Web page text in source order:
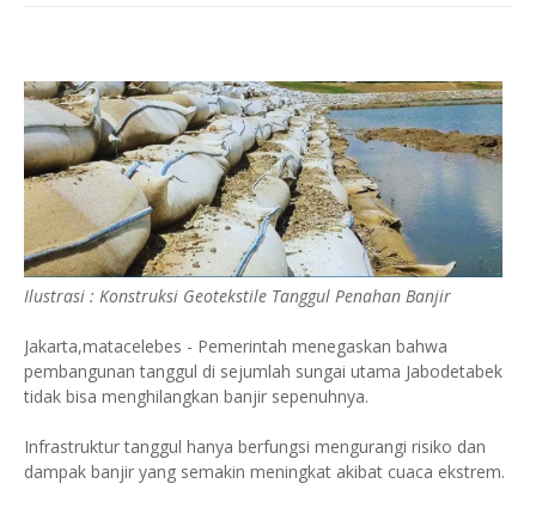
Ilustrasi : Konstruksi Geotekstile Tanggul Penahan Banjir
Jakarta,matacelebes - Pemerintah menegaskan bahwa
pembangunan tanggul di sejumlah sungai utama Jabodetabek
tidak bisa menghilangkan banjir sepenuhnya.
Infrastruktur tanggul hanya berfungsi mengurangi risiko dan
dampak banjir yang semakin meningkat akibat cuaca ekstrem.